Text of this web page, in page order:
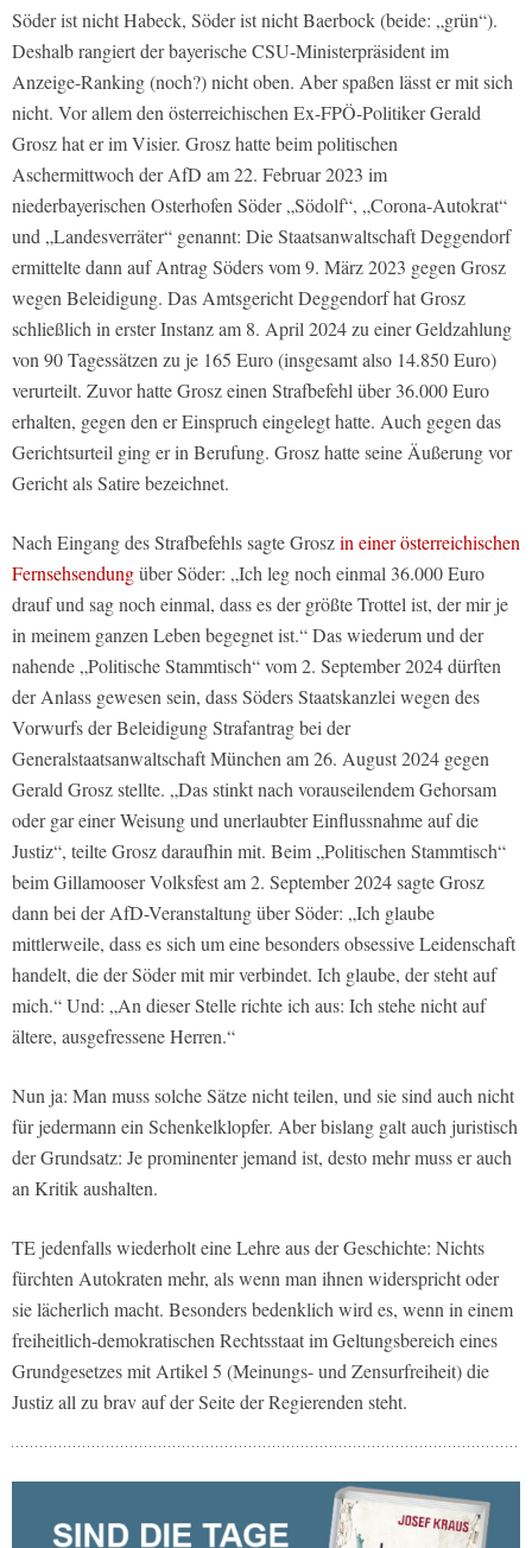
Söder ist nicht Habeck, Söder ist nicht Baerbock (beide: „grün“).
Deshalb rangiert der bayerische CSU-Ministerpräsident im
Anzeige-Ranking (noch?) nicht oben. Aber spaßen lässt er mit sich
nicht. Vor allem den österreichischen Ex-FPÖ-Politiker Gerald
Grosz hat er im Visier. Grosz hatte beim politischen
Aschermittwoch der AfD am 22. Februar 2023 im
niederbayerischen Osterhofen Söder „Södolf“, „Corona-Autokrat“
und „Landesverräter“ genannt: Die Staatsanwaltschaft Deggendorf
ermittelte dann auf Antrag Söders vom 9. März 2023 gegen Grosz
wegen Beleidigung. Das Amtsgericht Deggendorf hat Grosz
schließlich in erster Instanz am 8. April 2024 zu einer Geldzahlung
von 90 Tagessätzen zu je 165 Euro (insgesamt also 14.850 Euro)
verurteilt. Zuvor hatte Grosz einen Strafbefehl über 36.000 Euro
erhalten, gegen den er Einspruch eingelegt hatte. Auch gegen das
Gerichtsurteil ging er in Berufung. Grosz hatte seine Äußerung vor
Gericht als Satire bezeichnet.
Nach Eingang des Strafbefehls sagte Groszin einer österreichischen
Fernsehsendungüber Söder: „Ich leg noch einmal 36.000 Euro
drauf und sag noch einmal, dass es der größte Trottel ist, der mir je
in meinem ganzen Leben begegnet ist.“ Das wiederum und der
nahende „Politische Stammtisch“ vom 2. September 2024 dürften
der Anlass gewesen sein, dass Söders Staatskanzlei wegen des
Vorwurfs der Beleidigung Strafantrag bei der
Generalstaatsanwaltschaft München am 26. August 2024 gegen
Gerald Grosz stellte. „Das stinkt nach vorauseilendem Gehorsam
oder gar einer Weisung und unerlaubter Einflussnahme auf die
Justiz“, teilte Grosz daraufhin mit. Beim „Politischen Stammtisch“
beim Gillamooser Volksfest am 2. September 2024 sagte Grosz
dann bei der AfD-Veranstaltung über Söder: „Ich glaube
mittlerweile, dass es sich um eine besonders obsessive Leidenschaft
handelt, die der Söder mit mir verbindet. Ich glaube, der steht auf
mich.“ Und: „An dieser Stelle richte ich aus: Ich stehe nicht auf
ältere, ausgefressene Herren.“
Nun ja: Man muss solche Sätze nicht teilen, und sie sind auch nicht
für jedermann ein Schenkelklopfer. Aber bislang galt auch juristisch
der Grundsatz: Je prominenter jemand ist, desto mehr muss er auch
an Kritik aushalten.
TE jedenfalls wiederholt eine Lehre aus der Geschichte: Nichts
fürchten Autokraten mehr, als wenn man ihnen widerspricht oder
sie lächerlich macht. Besonders bedenklich wird es, wenn in einem
freiheitlich-demokratischen Rechtsstaat im Geltungsbereich eines
Grundgesetzes mit Artikel 5 (Meinungs- und Zensurfreiheit) die
Justiz all zu brav auf der Seite der Regierenden steht.